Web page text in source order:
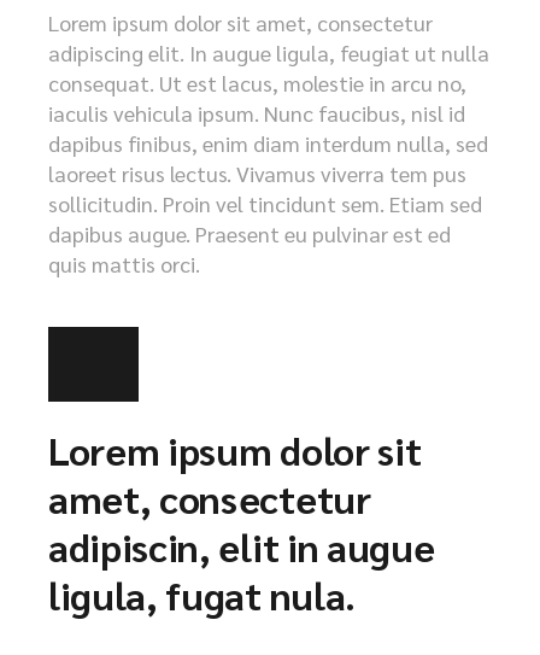
Lorem ipsum dolor sit amet, consectetur
adipiscing elit. In augue ligula, feugiat ut nulla
consequat. Ut est lacus, molestie in arcu no,
iaculis vehicula ipsum. Nunc faucibus, nisl id
dapibus finibus, enim diam interdum nulla, sed
laoreet risus lectus. Vivamus viverra tem pus
sollicitudin. Proin vel tincidunt sem. Etiam sed
dapibus augue. Praesent eu pulvinar est ed
quis mattis orci.
Lorem ipsum dolor sit
amet, consectetur
adipiscin, elit in augue
ligula, fugat nula.